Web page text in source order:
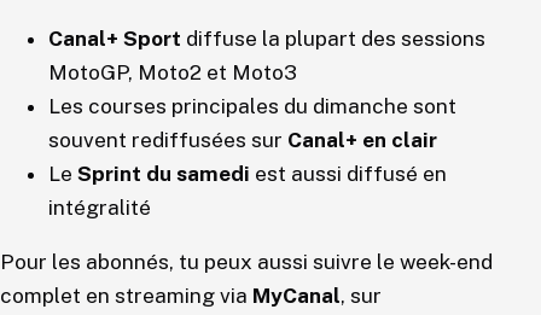
Canal+ Sport diffuse la plupart des sessions
MotoGP, Moto2 et Moto3
Les courses principales du dimanche sont
souvent rediffusées sur Canal+ en clair
Le Sprint du samedi est aussi diffusé en
intégralité
Pour les abonnés, tu peux aussi suivre le week-end
complet en streaming via MyCanal, sur